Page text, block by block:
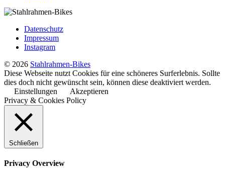
Datenschutz
Impressum
Instagram
© 2026 Stahlrahmen-Bikes
Diese Webseite nutzt Cookies für eine schöneres Surferlebnis. Sollte
dies doch nicht gewünscht sein, können diese deaktiviert werden.
Einstellungen
Akzeptieren
Privacy & Cookies Policy
Schließen
Privacy Overview